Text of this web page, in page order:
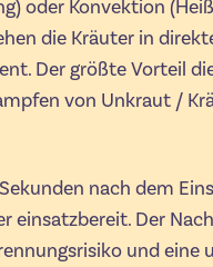
oder Konvektion
die Kräuter in
Der größte Vorteil
von Unkraut /
nach dem
einsatzbereit. Der
und eine